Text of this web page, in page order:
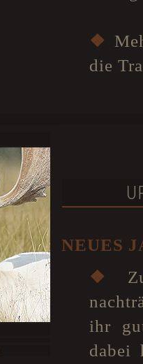
❖
die
NEUES
❖
ihr
dabei